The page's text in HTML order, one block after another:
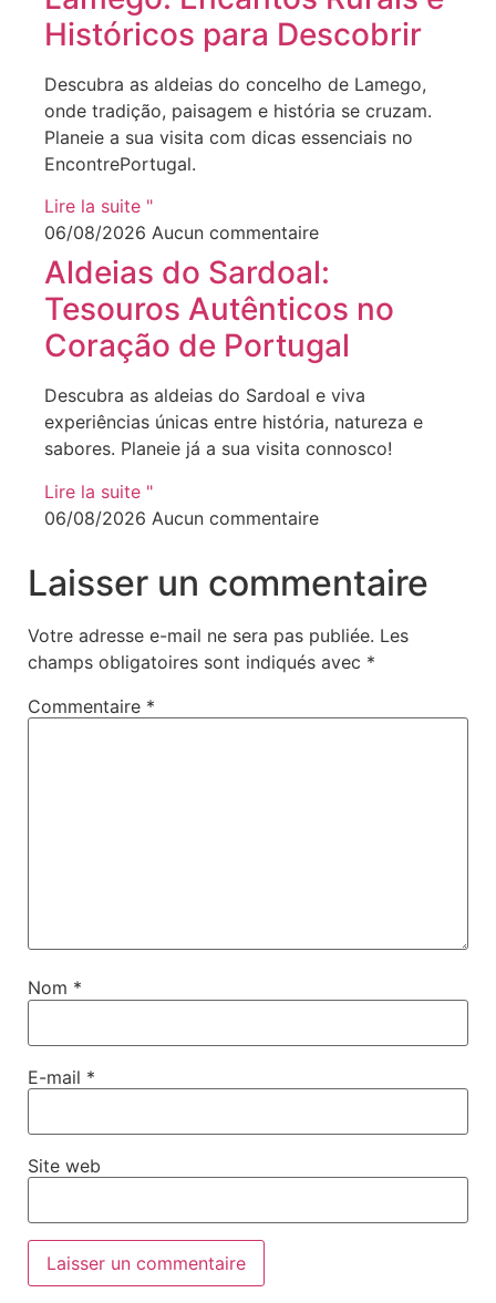
Históricos para Descobrir
Descubra as aldeias do concelho de Lamego,
onde tradição, paisagem e história se cruzam.
Planeie a sua visita com dicas essenciais no
EncontrePortugal.
Lire la suite "
06/08/2026 Aucun commentaire
Aldeias do Sardoal:
Tesouros Autênticos no
Coração de Portugal
Descubra as aldeias do Sardoal e viva
experiências únicas entre história, natureza e
sabores. Planeie já a sua visita connosco!
Lire la suite "
06/08/2026 Aucun commentaire
Laisser un commentaire
Votre adresse e-mail ne sera pas publiée. Les
champs obligatoires sont indiqués avec *
Commentaire *
Nom *
E-mail *
Site web